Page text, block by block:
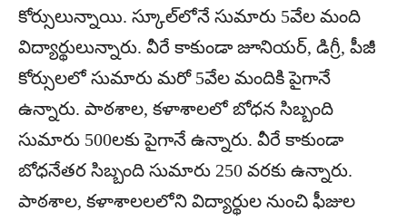
కోర్సులున్నాయి. స్కూల్‌లోనే సుమారు 5వేల మంది
విద్యార్థులున్నారు. వీరే కాకుండా జూనియర్, డిగ్రీ, పీజీ
కోర్సులలో సుమారు మరో 5వేల మందికి పైగానే
ఉన్నారు. పాఠశాల, కళాశాలలో బోధన సిబ్బంది
సుమారు 500లకు పైగానే ఉన్నారు. వీరే కాకుండా
బోధనేతర సిబ్బంది సుమారు 250 వరకు ఉన్నారు.
పాఠశాల, కళాశాలలలోని విద్యార్థుల నుంచి ఫీజుల